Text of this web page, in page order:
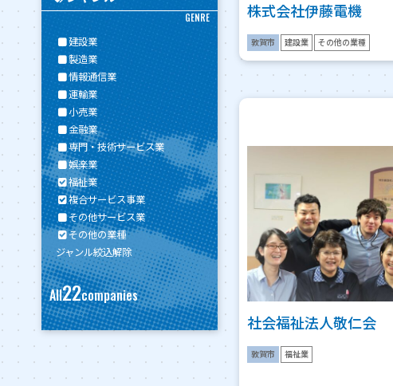
GENRE
建設業
製造業
情報通信業
運輸業
小売業
金融業
専門・技術サービス業
娯楽業
福祉業
複合サービス事業
その他サービス業
その他の業種
ジャンル絞込解除
All22companies
株式会社伊藤電機
敦賀市 建設業 その他の業種
社会福祉法人敬仁会
敦賀市 福祉業